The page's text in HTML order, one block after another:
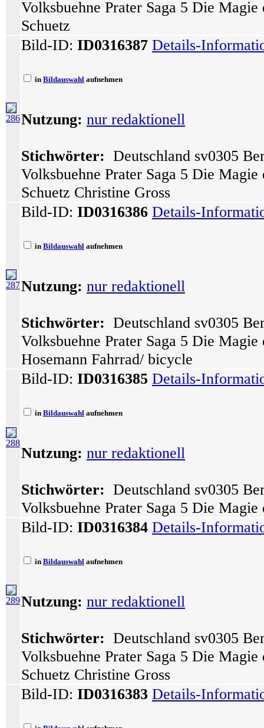
Volksbuehne Prater Saga 5 Die
Schuetz
286
Bild-ID: ID0316387 Details-
in Bildauswahl aufnehmen
Nutzung: nur redaktionell
Stichwörter: Deutschland sv0305
Volksbuehne Prater Saga 5 Die
Schuetz Christine Gross
287
Bild-ID: ID0316386 Details-
in Bildauswahl aufnehmen
Nutzung: nur redaktionell
Stichwörter: Deutschland sv0305
Volksbuehne Prater Saga 5 Die
Hosemann Fahrrad/ bicycle
288
Bild-ID: ID0316385 Details-
in Bildauswahl aufnehmen
Nutzung: nur redaktionell
Stichwörter: Deutschland sv0305
Volksbuehne Prater Saga 5 Die
289
Bild-ID: ID0316384 Details-
in Bildauswahl aufnehmen
Nutzung: nur redaktionell
Stichwörter: Deutschland sv0305
Volksbuehne Prater Saga 5 Die
Schuetz Christine Gross
Bild-ID: ID0316383 Details-